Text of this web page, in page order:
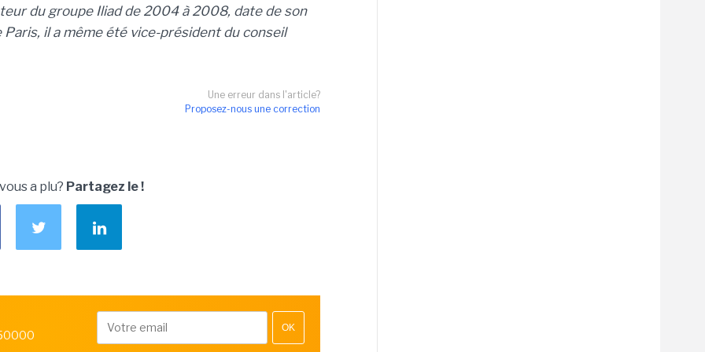
du groupe Iliad de 2004 à 2008, date de son
il a même été vice-président du conseil
Une erreur dans l'article?
Proposez-nous une correction
a plu? Partagez le !
OK